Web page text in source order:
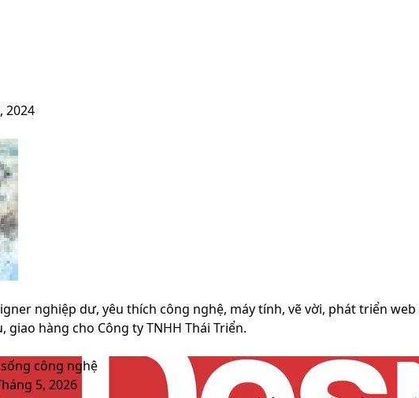
2024
nghiệp dư, yêu thích công nghệ, máy tính, vẽ vời, phát triển
giao hàng cho Công ty TNHH Thái Triển.
công nghệ
5, 2026